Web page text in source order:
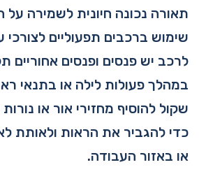
תאורה נכונה חיונית לשמירה
שימוש ברכבים תפעוליים לצורכי
לרכב יש פנסים ופנסים אחוריים
במהלך פעולות לילה או בתנאי
שקול להוסיף מחזירי אור או
כדי להגביר את הראות ולאותת
או באזור העבודה.